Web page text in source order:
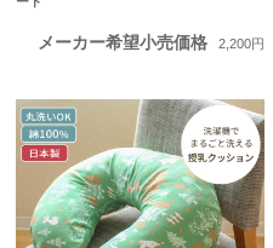
メーカー希望小売価格 2,200円